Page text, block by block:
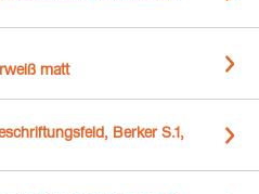
matt
Berker S.1,